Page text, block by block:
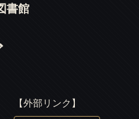
書館
【外部リンク】